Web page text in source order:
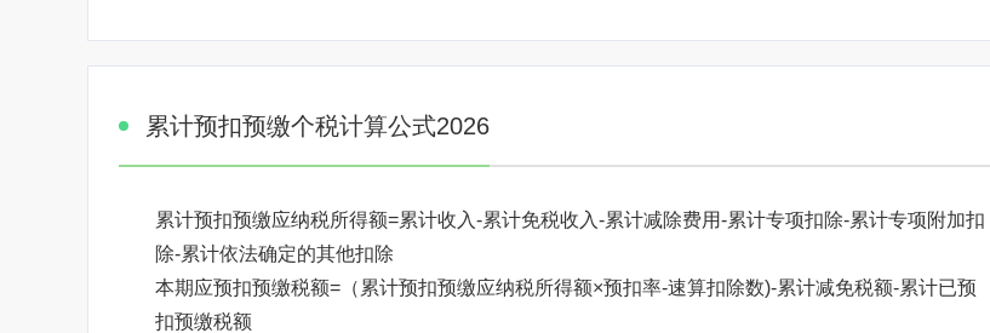
累计预扣预缴个税计算公式2026
累计预扣预缴应纳税所得额=累计收入-累计免税收入-累计减除费用-累计专项扣除-累计专项附加扣
除-累计依法确定的其他扣除
本期应预扣预缴税额=（累计预扣预缴应纳税所得额×预扣率-速算扣除数)-累计减免税额-累计已预
扣预缴税额